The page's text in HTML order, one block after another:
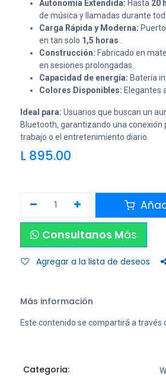
Autonomía Extendida: Hasta 20
de música y llamadas durante
Carga Rápida y Moderna:
en tan solo 1,5 horas
Construcción: Fabricado en
en sesiones prolongadas.
Capacidad de energía: Batería
Colores Disponibles: Elegantes
Ideal para: Usuarios que buscan un
Bluetooth, garantizando una conexión
trabajo o el entretenimiento diario.
L 895.00
Consultanos Más
Agregar a la lista de deseos
Más información
Este contenido se compartirá a través
Categoria: